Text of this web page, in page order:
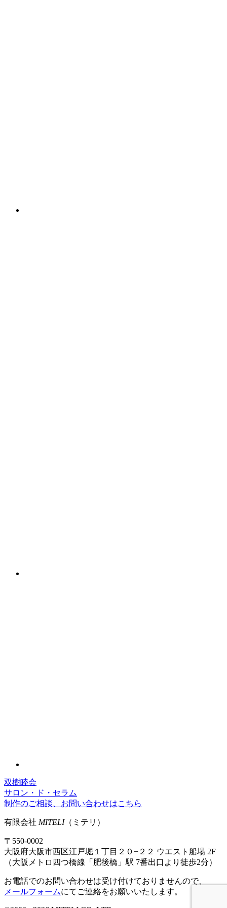
双樹睦会
サロン・ド・セラム
制作のご相談、お問い合わせはこちら
有限会社 MITELI（ミテリ）
〒550-0002
大阪府大阪市西区江戸堀１丁目２０−２２ ウエスト船場 2F
（大阪メトロ四つ橋線「肥後橋」駅 7番出口より徒歩2分）
お電話でのお問い合わせは受け付けておりませんので、
メールフォームにてご連絡をお願いいたします。